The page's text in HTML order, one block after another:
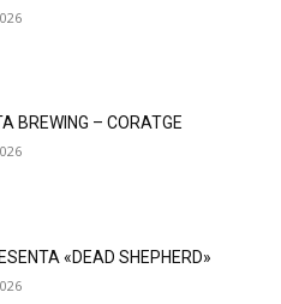
BREWING – CORATGE
«DEAD SHEPHERD»